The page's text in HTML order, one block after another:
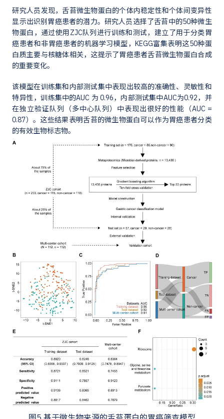
研究人员发现，舌苔微生物蛋白的个体内稳定性和个体间变异性
显示出识别胃癌患者的潜力。研究人员选择了舌苔中的50种微生
物蛋白，通过使用ZJC队列进行训练和测试，建立了用于分类胃
癌患者和非胃癌患者的机器学习模型，KEGG富集表明这50种蛋
白质主要与核糖体相关，这提示了胃癌患者舌苔微生物蛋白合成
的重要变化。
该模型在训练集和内部测试集中表现出较高的准确性、灵敏性和
特异性，训练集中的AUC 为 0.96，内部测试集中AUC为0.92，并
在独立验证队列（多中心队列）中表现出很好的性能（AUC =
0.87）。这些结果表明舌苔的微生物蛋白可以作为胃癌患者分类
的有效生物标志物。